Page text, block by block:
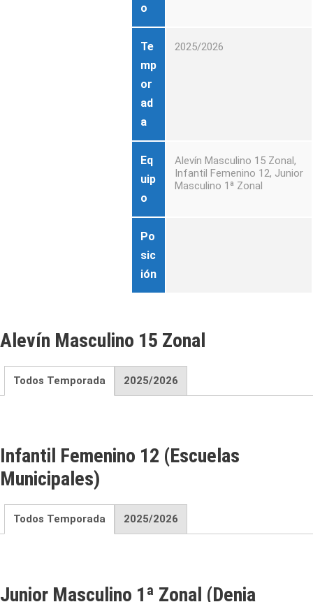
o
Te
mp
or
ad
a
2025/2026
Eq
uip
o
Alevín Masculino 15 Zonal,
Infantil Femenino 12, Junior
Masculino 1ª Zonal
Po
sic
ión
Alevín Masculino 15 Zonal
Todos Temporada 2025/2026
Infantil Femenino 12 (Escuelas
Municipales)
Todos Temporada 2025/2026
Junior Masculino 1ª Zonal (Denia